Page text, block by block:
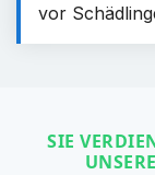
vor
SIE